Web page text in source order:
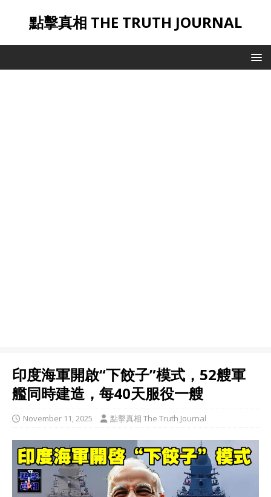
點擊真相 THE TRUTH JOURNAL
印度海軍開啟“下餃子”模式，52艘軍
艦同時建造，每40天服役一艘
November 11, 2025 點擊真相 The Truth Journal